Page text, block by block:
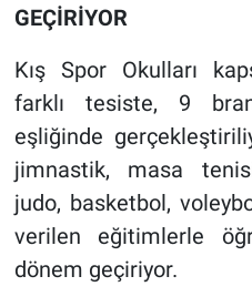
GEÇİRİYOR
Kış Spor Okulları
farklı tesiste, 9
eşliğinde
jimnastik, masa
judo, basketbol,
verilen eğitimlerle
dönem geçiriyor.